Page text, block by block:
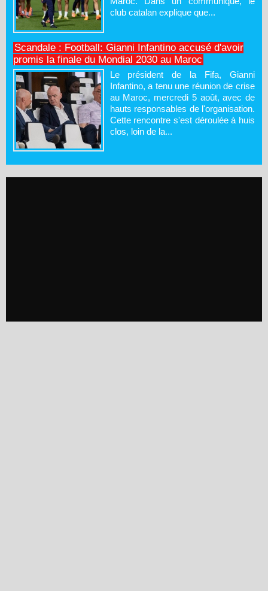
club catalan explique que...
Scandale : Football: Gianni Infantino accusé d'avoir
promis la finale du Mondial 2030 au Maroc
Le président de la Fifa, Gianni
Infantino, a tenu une réunion de crise
au Maroc, mercredi 5 août, avec de
hauts responsables de l'organisation.
Cette rencontre s'est déroulée à huis
clos, loin de la...